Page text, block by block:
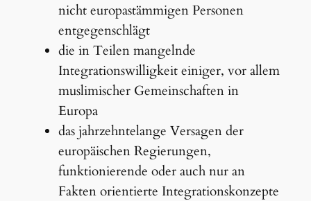
nicht europastämmigen Personen
entgegenschlägt
die in Teilen mangelnde
Integrationswilligkeit einiger, vor allem
muslimischer Gemeinschaften in
Europa
das jahrzehntelange Versagen der
europäischen Regierungen,
funktionierende oder auch nur an
Fakten orientierte Integrationskonzepte